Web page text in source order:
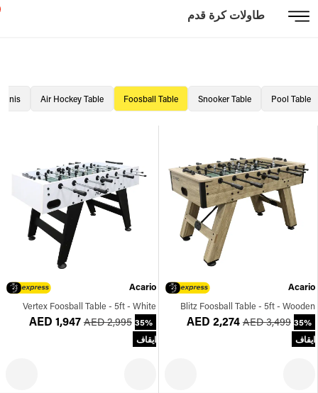
طاولات كرة قدم
Pool Table
Snooker Table
Foosball Table
Air Hockey Table
Acario
Blitz Foosball Table - 5ft - Wooden
AED 2,274 AED 3,499 35%
ايقاف
Acario
Vertex Foosball Table - 5ft - White
AED 1,947 AED 2,995 35%
ايقاف